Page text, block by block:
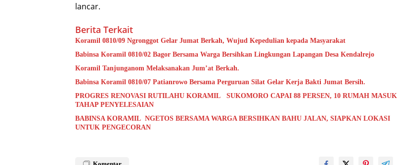
lancar.
Berita Terkait
Koramil 0810/09 Ngronggot Gelar Jumat Berkah, Wujud Kepedulian kepada Masyarakat
Babinsa Koramil 0810/02 Bagor Bersama Warga Bersihkan Lingkungan Lapangan Desa Kendalrejo
Koramil Tanjunganom Melaksanakan Jum’at Berkah.
Babinsa Koramil 0810/07 Patianrowo Bersama Perguruan Silat Gelar Kerja Bakti Jumat Bersih.
PROGRES RENOVASI RUTILAHU KORAMIL SUKOMORO CAPAI 88 PERSEN, 10 RUMAH MASUK
TAHAP PENYELESAIAN
BABINSA KORAMIL NGETOS BERSAMA WARGA BERSIHKAN BAHU JALAN, SIAPKAN LOKASI
UNTUK PENGECORAN